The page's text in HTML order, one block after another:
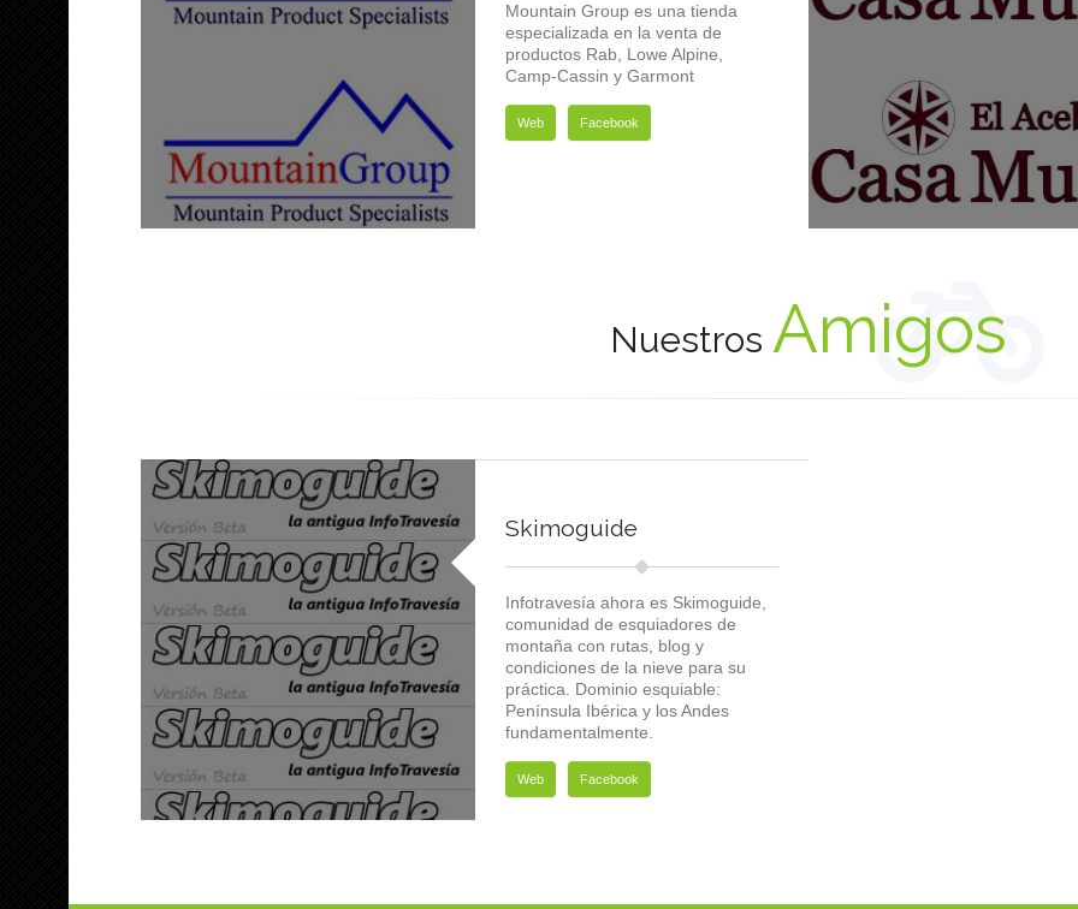
Mountain Group es una tienda
especializada en la venta de
productos Rab, Lowe Alpine,
Camp-Cassin y Garmont
Web Facebook
Nuestros Amigos
Skimoguide
Infotravesía ahora es Skimoguide,
comunidad de esquiadores de
montaña con rutas, blog y
condiciones de la nieve para su
práctica. Dominio esquiable:
Península Ibérica y los Andes
fundamentalmente.
Web Facebook